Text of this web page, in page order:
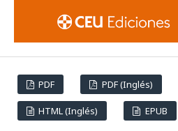
PDF PDF (Inglés)
HTML (Inglés) EPUB